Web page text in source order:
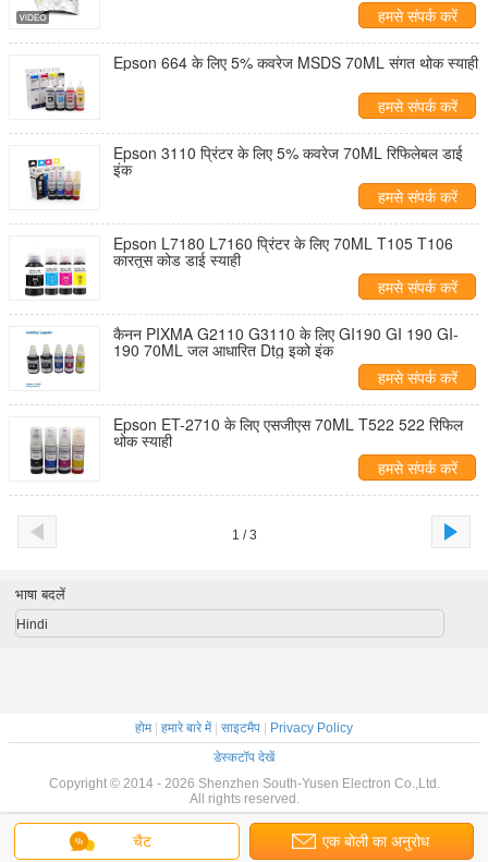
हमसे संपर्क करें
Epson 664 के लिए 5% कवरेज MSDS 70ML संगत थोक स्याही
हमसे संपर्क करें
Epson 3110 प्रिंटर के लिए 5% कवरेज 70ML रिफिलेबल डाई
इंक
हमसे संपर्क करें
Epson L7180 L7160 प्रिंटर के लिए 70ML T105 T106
कारतूस कोड डाई स्याही
हमसे संपर्क करें
कैनन PIXMA G2110 G3110 के लिए GI190 GI 190 GI-
190 70ML जल आधारित Dtg इको इंक
हमसे संपर्क करें
Epson ET-2710 के लिए एसजीएस 70ML T522 522 रिफिल
थोक स्याही
हमसे संपर्क करें
1 / 3
चैट एक बोली का अनुरोध
भाषा बदलें
Hindi
होम| हमारे बारे में| साइटमैप
Privacy Policy
डेस्कटॉप देखें
Copyright © 2014 - 2026 Shenzhen South-Yusen Electron Co.,Ltd.
All rights reserved.